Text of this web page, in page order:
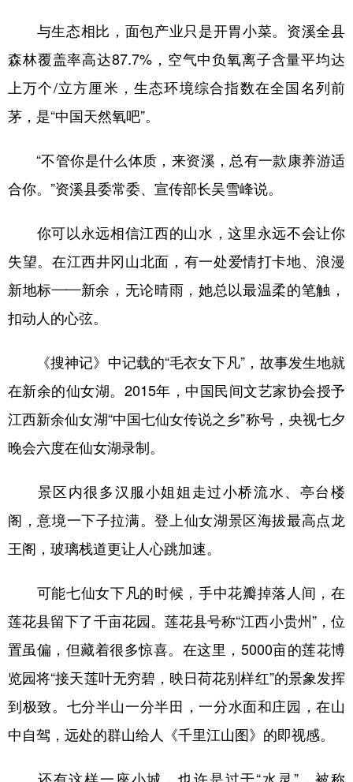
与生态相比，面包产业只是开胃小菜。资溪全县
森林覆盖率高达87.7%，空气中负氧离子含量平均达
上万个/立方厘米，生态环境综合指数在全国名列前
茅，是“中国天然氧吧”。
“不管你是什么体质，来资溪，总有一款康养游适
合你。”资溪县委常委、宣传部长吴雪峰说。
你可以永远相信江西的山水，这里永远不会让你
失望。在江西井冈山北面，有一处爱情打卡地、浪漫
新地标——新余，无论晴雨，她总以最温柔的笔触，
扣动人的心弦。
《搜神记》中记载的“毛衣女下凡”，故事发生地就
在新余的仙女湖。2015年，中国民间文艺家协会授予
江西新余仙女湖“中国七仙女传说之乡”称号，央视七夕
晚会六度在仙女湖录制。
景区内很多汉服小姐姐走过小桥流水、亭台楼
阁，意境一下子拉满。登上仙女湖景区海拔最高点龙
王阁，玻璃栈道更让人心跳加速。
可能七仙女下凡的时候，手中花瓣掉落人间，在
莲花县留下了千亩花园。莲花县号称“江西小贵州”，位
置虽偏，但藏着很多惊喜。在这里，5000亩的莲花博
览园将“接天莲叶无穷碧，映日荷花别样红”的景象发挥
到极致。七分半山一分半田，一分水面和庄园，在山
中自驾，远处的群山给人《千里江山图》的即视感。
还有这样一座小城，也许是过于“水灵”，被称